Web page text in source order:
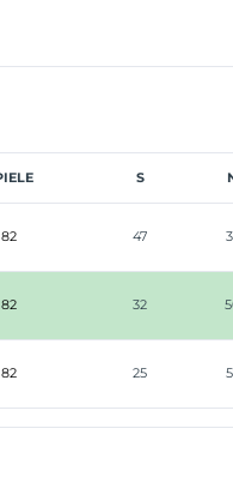
S
82 47
82 32
82 25